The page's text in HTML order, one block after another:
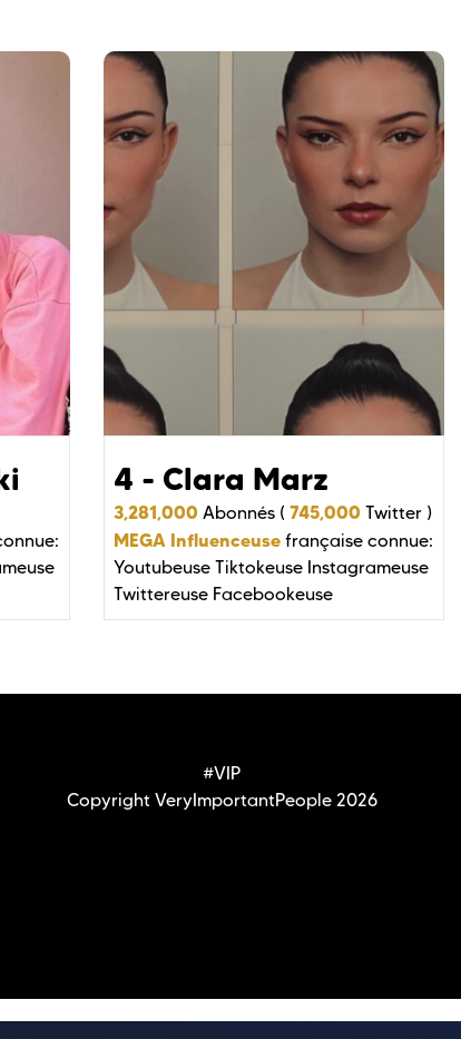
4 - Clara Marz
3,281,000 Abonnés ( 745,000 Twitter )
MEGA Influenceuse française connue:
Youtubeuse Tiktokeuse Instagrameuse
Twittereuse Facebookeuse
#VIP
Copyright VeryImportantPeople 2026